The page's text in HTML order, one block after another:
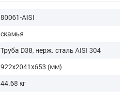
80061-AISI
скамья
Труба D38, нерж. сталь AISI 304
922x2041x653 (мм)
44.68 кг